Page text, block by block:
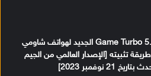
تحميل Game Turbo 5.0 الجديد لهواتف شاومي
تثبيته [الإصدار العالمي من الجيم
21 نوفمبر 2023]